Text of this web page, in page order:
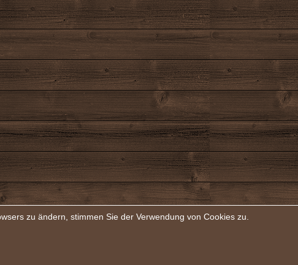
zu ändern, stimmen Sie der Verwendung von Cookies zu.